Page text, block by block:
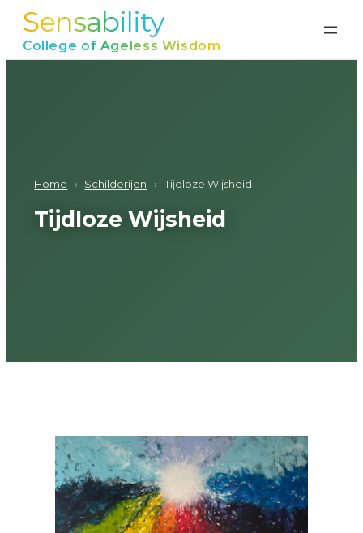
naarSensability
College of Ageless Wisdom
Home › Schilderijen › Tijdloze Wijsheid
Tijdloze Wijsheid